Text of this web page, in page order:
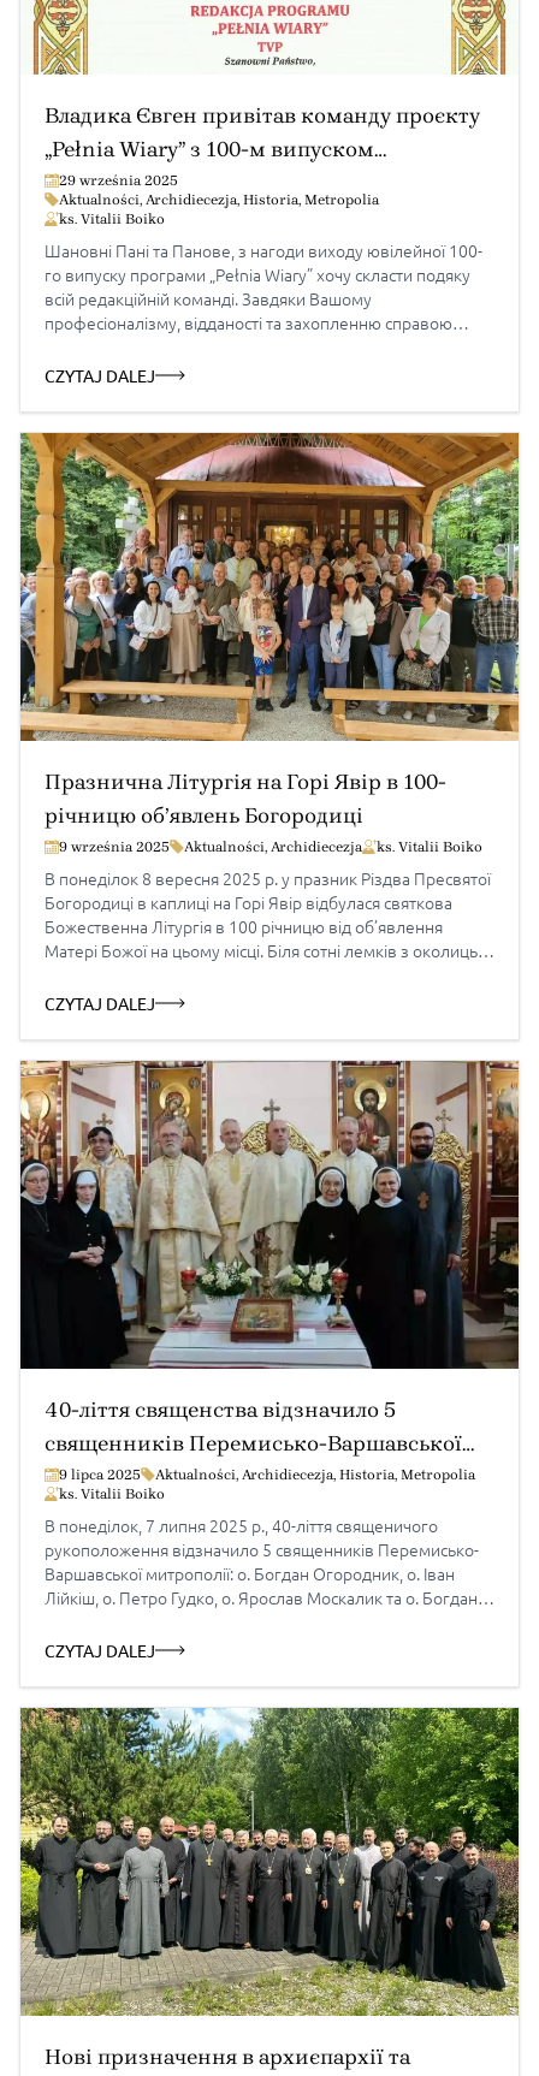
Владика Євген привітав команду проєкту
„Pełnia Wiary” з 100-м випуском
телепрограми
29 września 2025
Aktualności, Archidiecezja, Historia, Metropolia
ks. Vitalii Boiko
Шановні Пані та Панове, з нагоди виходу ювілейної 100-
го випуску програми „Pełnia Wiary” хочу скласти подяку
всій редакційній команді. Завдяки Вашому
професіоналізму, відданості та захопленню справою
програмою, але також місцем зустрічі з Греко-
роздумів, діалогу та свідоцтва віри. Ваша праця становить
важливий внесок у […]
CZYTAJ DALEJ
Празнична Літургія на Горі Явір в 100-
річницю об’явлень Богородиці
9 września 2025 Aktualności, Archidiecezja ks. Vitalii Boiko
В понеділок 8 вересня 2025 р. у празник Різдва Пресвятої
Богородиці в каплиці на Горі Явір відбулася святкова
Божественна Літургія в 100 річницю від об’явлення
Матері Божої на цьому місці. Біля сотні лемків з околиць
деканату прибули, щоб молитися в подяку за особливу
CZYTAJ DALEJ
40-ліття священства відзначило 5
священників Перемисько-Варшавської
митрополії
9 lipca 2025 Aktualności, Archidiecezja, Historia, Metropolia
ks. Vitalii Boiko
В понеділок, 7 липня 2025 р., 40-ліття священичого
рукоположення відзначило 5 священників Перемисько-
Варшавської митрополії: о. Богдан Огородник, о. Іван
Лійкіш, о. Петро Гудко, о. Ярослав Москалик та о. Богдан
сторінці в Ґурові-Іловецькому, згадані священники є
Перемишлі у свято Різдва Івана Хрестителя (7 […]
CZYTAJ DALEJ
Нові призначення в архиєпархії та